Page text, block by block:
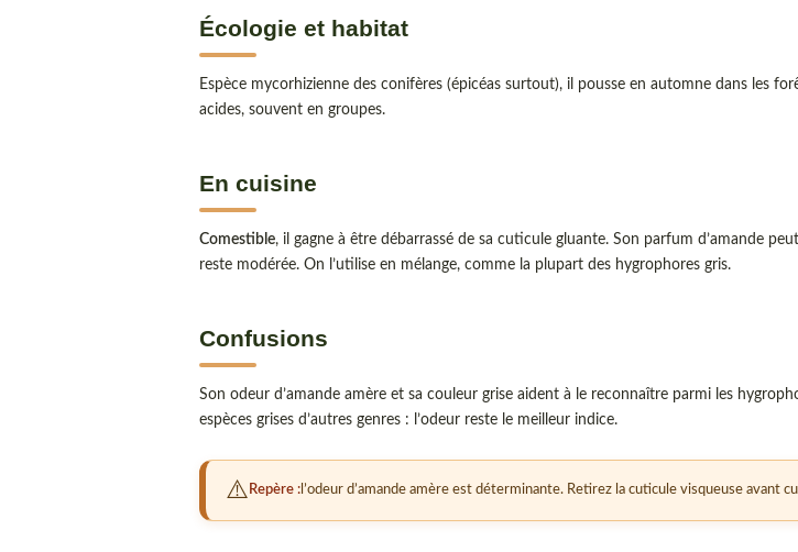
Écologie et habitat
Espèce mycorhizienne des conifères (épicéas surtout), il pousse en automne dans les
acides, souvent en groupes.
En cuisine
Comestible, il gagne à être débarrassé de sa cuticule gluante. Son parfum d’amande
reste modérée. On l’utilise en mélange, comme la plupart des hygrophores gris.
Confusions
Son odeur d’amande amère et sa couleur grise aident à le reconnaître parmi les
espèces grises d’autres genres : l’odeur reste le meilleur indice.
Repère : l’odeur d’amande amère est déterminante. Retirez la cuticule visqueuse avant